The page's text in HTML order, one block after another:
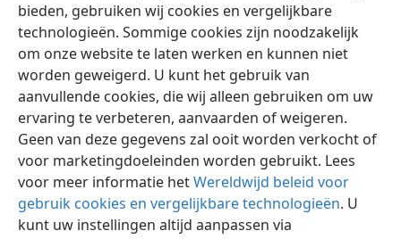
bieden, gebruiken wij cookies en vergelijkbare
technologieën. Sommige cookies zijn noodzakelijk
om onze website te laten werken en kunnen niet
worden geweigerd. U kunt het gebruik van
aanvullende cookies, die wij alleen gebruiken om uw
ervaring te verbeteren, aanvaarden of weigeren.
Geen van deze gegevens zal ooit worden verkocht of
voor marketingdoeleinden worden gebruikt. Lees
voor meer informatie hetWereldwijd beleid voor
gebruik cookies en vergelijkbare technologieën. U
kunt uw instellingen altijd aanpassen via
Nederlands Instellingen
Copyright© 2026 Watch Tower Bible and Tract Society of Pennsylvania
Gebruiksvoorwaarden Privacybeleid
Privacyinstellingen
JW.ORG
Inloggen